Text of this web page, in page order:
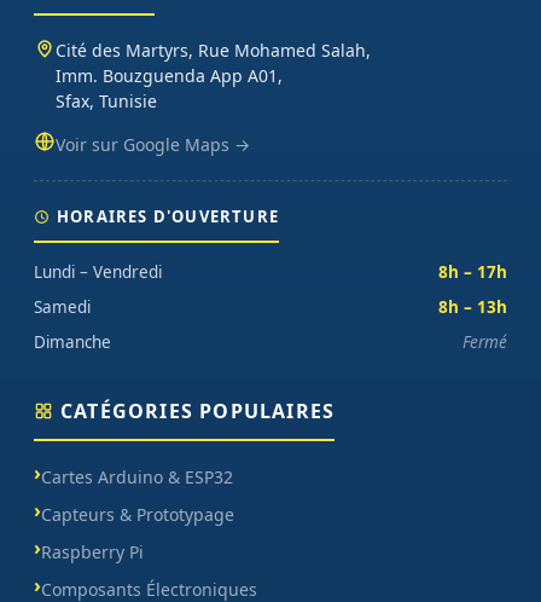
Cité des Martyrs, Rue Mohamed Salah,
Imm. Bouzguenda App A01,
Sfax, Tunisie
Voir sur Google Maps →
HORAIRES D'OUVERTURE
Lundi – Vendredi
8h – 17h
Samedi
8h – 13h
Dimanche
Fermé
CATÉGORIES POPULAIRES
Cartes Arduino & ESP32
Capteurs & Prototypage
Raspberry Pi
Composants Électroniques